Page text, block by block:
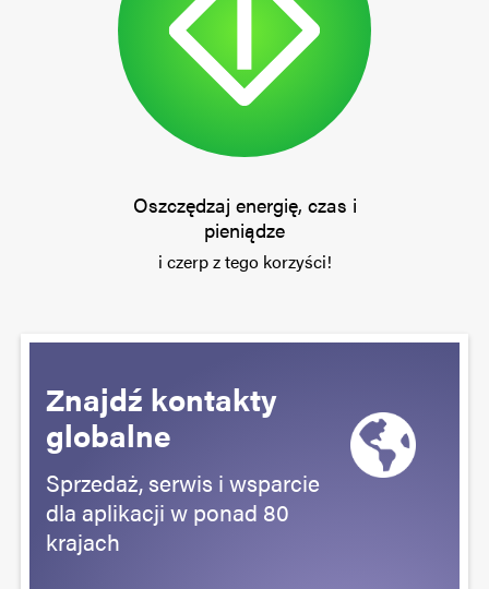
Oszczędzaj energię, czas i
pieniądze
i czerp z tego korzyści!
Znajdź kontakty
globalne
Sprzedaż, serwis i wsparcie
dla aplikacji w ponad 80
krajach